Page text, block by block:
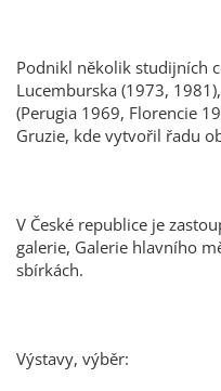
Podnikl několik studijních
Lucemburska (1973,
(Perugia 1969, Florencie
Gruzie, kde vytvořil řadu
V České republice je
galerie, Galerie hlavního
sbírkách.
Výstavy, výběr: